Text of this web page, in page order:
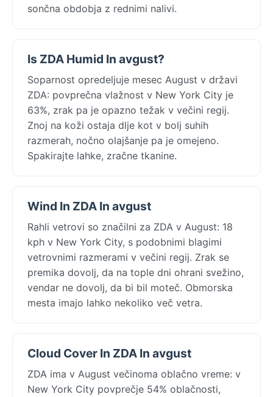
sončna obdobja z rednimi nalivi.
Is ZDA Humid In avgust?
Soparnost opredeljuje mesec August v državi
ZDA: povprečna vlažnost v New York City je
63%, zrak pa je opazno težak v večini regij.
Znoj na koži ostaja dlje kot v bolj suhih
razmerah, nočno olajšanje pa je omejeno.
Spakirajte lahke, zračne tkanine.
Wind In ZDA In avgust
Rahli vetrovi so značilni za ZDA v August: 18
kph v New York City, s podobnimi blagimi
vetrovnimi razmerami v večini regij. Zrak se
premika dovolj, da na tople dni ohrani svežino,
vendar ne dovolj, da bi bil moteč. Obmorska
mesta imajo lahko nekoliko več vetra.
Cloud Cover In ZDA In avgust
ZDA ima v August večinoma oblačno vreme: v
New York City povprečje 54% oblačnosti,